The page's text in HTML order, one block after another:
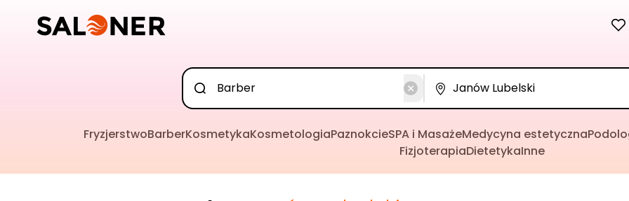
FryzjerstwoBarberKosmetykaKosmetologiaPaznokcieSPA i MasażeMedycyna estetyczna
FizjoterapiaDietetykaInne